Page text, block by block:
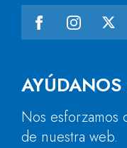
AYÚDANOS
Nos esforzamos
de nuestra web.